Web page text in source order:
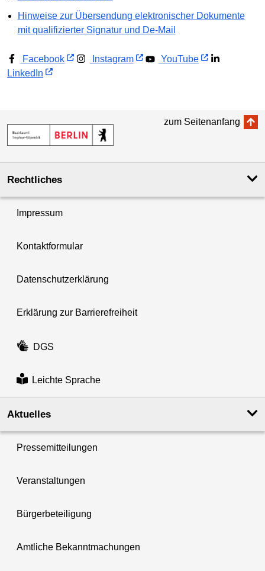
Hinweise zur Übersendung elektronischer Dokumente
mit qualifizierter Signatur und De-Mail
Facebook Instagram
YouTube
LinkedIn
zum Seitenanfang
Rechtliches
Impressum
Kontaktformular
Datenschutzerklärung
Erklärung zur Barrierefreiheit
DGS
Leichte Sprache
Aktuelles
Pressemitteilungen
Veranstaltungen
Bürgerbeteiligung
Amtliche Bekanntmachungen